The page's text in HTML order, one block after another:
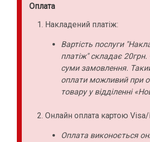
Оплата
Накладений платіж:
Вартість послуги
платіж" складає 20грн.
суми замовлення.
оплати можливий при
товару у відділенні
Онлайн оплата картою
Оплата виконоється